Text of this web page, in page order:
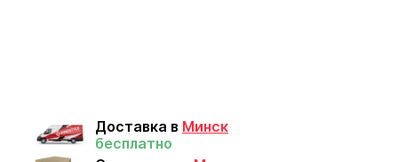
Доставка в Минск
бесплатно